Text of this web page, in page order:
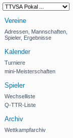
Vereine
Adressen, Mannschaften,
Spieler, Ergebnisse
Kalender
Turniere
mini-Meisterschaften
Spieler
Wechselliste
Q-TTR-Liste
Archiv
Wettkampfarchiv